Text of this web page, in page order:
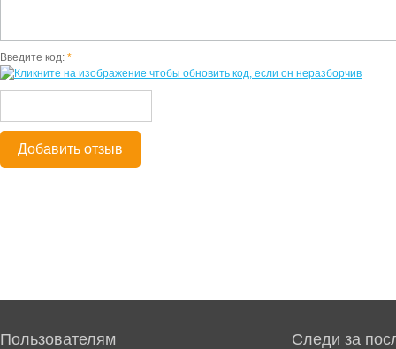
Введите код: *
Добавить отзыв
Пользователям Следи за